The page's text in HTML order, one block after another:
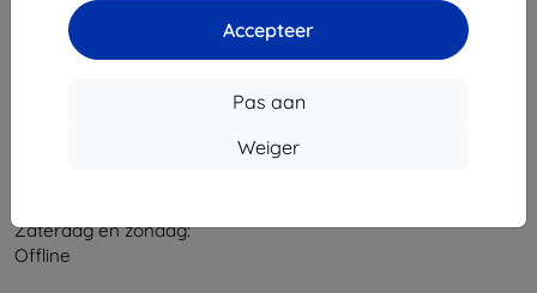
Accepteer
Pas aan
Weiger
Contact
Zaterdag en zondag:
Offline